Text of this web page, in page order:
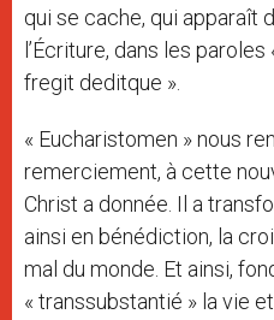
qui se cache, qui apparaît
l’Écriture, dans les
fregit deditque ».
« Eucharistomen » nous
remerciement, à cette
Christ a donnée. Il a
ainsi en bénédiction, la
mal du monde. Et ainsi,
« transsubstantié » la vie